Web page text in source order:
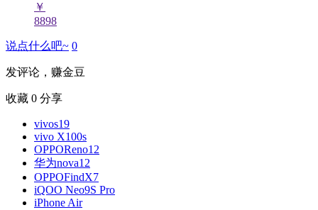
￥
8898
说点什么吧~ 0
发评论，赚金豆
收藏 0 分享
vivos19
vivo X100s
OPPOReno12
华为nova12
OPPOFindX7
iQOO Neo9S Pro
iPhone Air